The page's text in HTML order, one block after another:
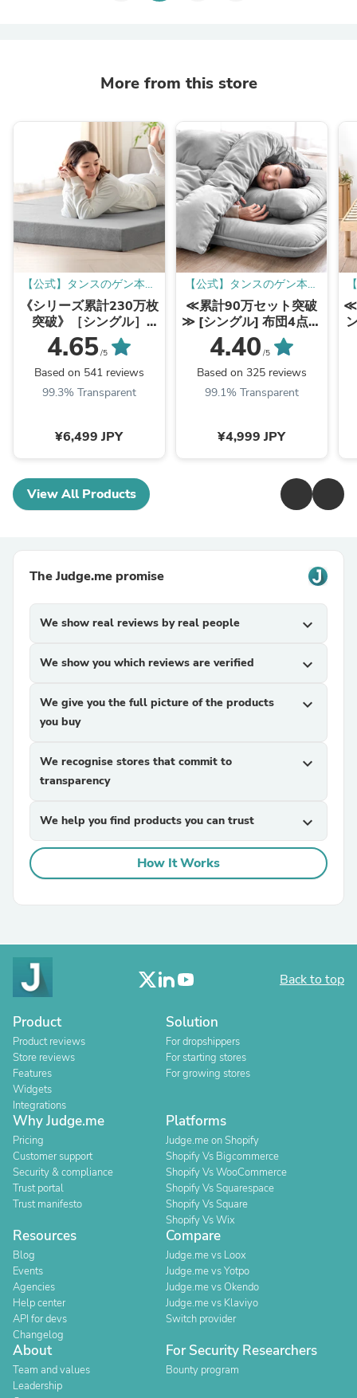
More from this store
【公式】タンスのゲン本店
- 家具・インテリアのネッ
ト通販
《シリーズ累計230万枚
突破》［シングル］
「純」高反発(R) マット
レス 3つ折りタイプ 厚
み10cm 全部洗える 折
りたたみ エコテックス
三つ折り 高反発マット
4.65/5
Based on 541 reviews
99.3% Transparent
¥6,499 JPY
【公式】タンスのゲン本店
- 家具・インテリアのネッ
ト通販
≪累計90万セット突破
≫ [シングル] 布団4点セ
ット 固綿入り 増量
1.5kg 洗える 抗菌 防臭
防カビ 〔61140237〕
4.40 /5
Based on 325 reviews
99.1% Transparent
¥4,999 JPY
-
≪
View All Products
The Judge.me promise
We show real reviews by real people expand_more
We show you which reviews are verified expand_more
We give you the full picture of the products
you buy
expand_more
We recognise stores that commit to
transparency
expand_more
We help you find products you can trust expand_more
How It Works
Back to top
Product
Product reviews
Store reviews
Features
Widgets
Integrations
Solution
For dropshippers
For starting stores
For growing stores
Why Judge.me
Pricing
Customer support
Security & compliance
Trust portal
Trust manifesto
Platforms
Judge.me on Shopify
Shopify Vs Bigcommerce
Shopify Vs WooCommerce
Shopify Vs Squarespace
Shopify Vs Square
Shopify Vs Wix
Resources
Blog
Events
Agencies
Help center
API for devs
Changelog
Compare
Judge.me vs Loox
Judge.me vs Yotpo
Judge.me vs Okendo
Judge.me vs Klaviyo
Switch provider
About
Team and values
Leadership
For Security Researchers
Bounty program